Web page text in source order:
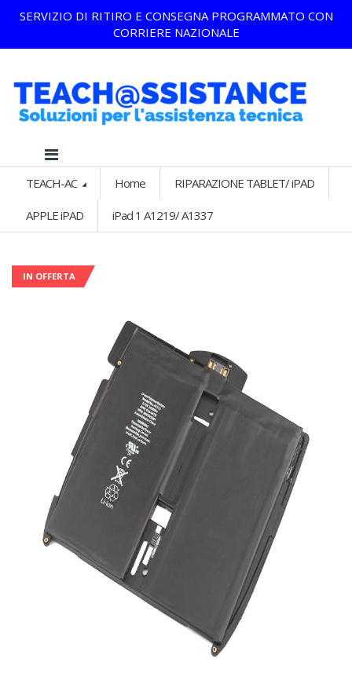
SERVIZIO DI RITIRO E CONSEGNA PROGRAMMATO CON
CORRIERE NAZIONALE
TEACH-AC Home RIPARAZIONE TABLET/ iPAD
APPLE iPAD iPad 1 A1219/ A1337
IN OFFERTA